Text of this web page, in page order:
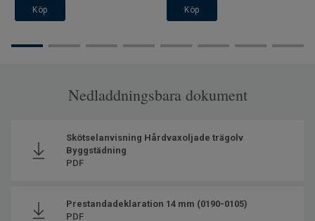
Köp Köp
Nedladdningsbara dokument
Skötselanvisning Hårdvaxoljade trägolv
Byggstädning
PDF
Prestandadeklaration 14 mm (0190-0105)
PDF